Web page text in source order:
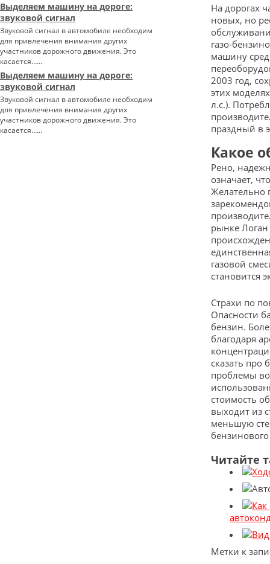
Выделяем машину на дороге:
звуковой сигнал
Звуковой сигнал в автомобиле необходим
для привлечения внимания других
участников дорожного движения. Это
касается…...
Выделяем машину на дороге:
звуковой сигнал
Звуковой сигнал в автомобиле необходим
для привлечения внимания других
участников дорожного движения. Это
касается…...
На дорогах
новых, но
газо-
машину
2003 год,
этих
л.с.).
праздный в
Какое
Рено,
означает,
Желательно
рынке
газовой
становится
Страхи по
Опасности
бензин.
благодаря
сказать про
проблемы
стоимость
выходит из
меньшую
бензинового
Читайте
Метки к